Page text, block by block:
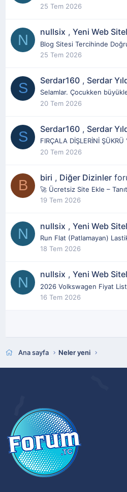
25 Tem 2026
N nullsix , Yeni Web
Blog Sitesi Tercihinde
25 Tem 2026
S Serdar160 , Serdar
Selamlar. Çocukken
20 Tem 2026
S Serdar160 , Serdar
FIRÇALA DİŞLERİNİ
20 Tem 2026
B biri , Diğer Dizinler
🚀 Ücretsiz Site Ekle –
19 Tem 2026
N nullsix , Yeni Web
Run Flat (Patlamayan)
18 Tem 2026
N nullsix , Yeni Web
2026 Volkswagen Fiyat
16 Tem 2026
Ana sayfa Neler yeni